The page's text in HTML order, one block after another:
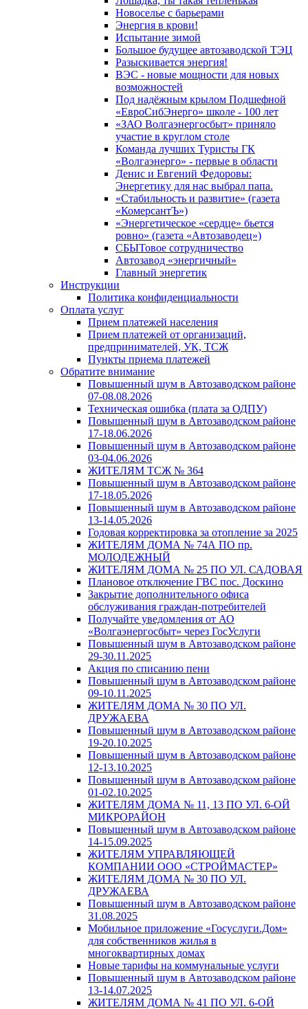
Новоселье с барьерами
Энергия в крови!
Испытание зимой
Большое будущее автозаводской ТЭЦ
Разыскивается энергия!
ВЭС - новые мощности для новых
возможностей
Под надёжным крылом Подшефной
«ЕвроСибЭнерго» школе - 100 лет
«ЗАО Волгаэнергосбыт» приняло
участие в круглом столе
Команда лучших Туристы ГК
«Волгаэнерго» - первые в области
Денис и Евгений Федоровы:
Энергетику для нас выбрал папа.
«Стабильность и развитие» (газета
«КомерсантЪ»)
«Энергетическое «сердце» бьется
ровно» (газета «Автозаводец»)
СБЫТовое сотрудничество
Автозавод «энергичный»
Главный энергетик
Инструкции
Политика конфиденциальности
Оплата услуг
Прием платежей населения
Прием платежей от организаций,
предпринимателей, УК, ТСЖ
Пункты приема платежей
Обратите внимание
Повышенный шум в Автозаводском районе
07-08.08.2026
Техническая ошибка (плата за ОДПУ)
Повышенный шум в Автозаводском районе
17-18.06.2026
Повышенный шум в Автозаводском районе
03-04.06.2026
ЖИТЕЛЯМ ТСЖ № 364
Повышенный шум в Автозаводском районе
17-18.05.2026
Повышенный шум в Автозаводском районе
13-14.05.2026
Годовая корректировка за отопление за 2025
ЖИТЕЛЯМ ДОМА № 74А ПО пр.
МОЛОДЕЖНЫЙ
ЖИТЕЛЯМ ДОМА № 25 ПО УЛ. САДОВАЯ
Плановое отключение ГВС пос. Доскино
Закрытие дополнительного офиса
обслуживания граждан-потребителей
Получайте уведомления от АО
«Волгаэнергосбыт» через ГосУслуги
Повышенный шум в Автозаводском районе
29-30.11.2025
Акция по списанию пени
Повышенный шум в Автозаводском районе
09-10.11.2025
ЖИТЕЛЯМ ДОМА № 30 ПО УЛ.
ДРУЖАЕВА
Повышенный шум в Автозаводском районе
19-20.10.2025
Повышенный шум в Автозаводском районе
12-13.10.2025
Повышенный шум в Автозаводском районе
01-02.10.2025
ЖИТЕЛЯМ ДОМА № 11, 13 ПО УЛ. 6-ОЙ
МИКРОРАЙОН
Повышенный шум в Автозаводском районе
14-15.09.2025
ЖИТЕЛЯМ УПРАВЛЯЮЩЕЙ
КОМПАНИИ ООО «СТРОЙМАСТЕР»
ЖИТЕЛЯМ ДОМА № 30 ПО УЛ.
ДРУЖАЕВА
Повышенный шум в Автозаводском районе
31.08.2025
Мобильное приложение «Госуслуги.Дом»
для собственников жилья в
многоквартирных домах
Новые тарифы на коммунальные услуги
Повышенный шум в Автозаводском районе
13-14.07.2025
ЖИТЕЛЯМ ДОМА № 41 ПО УЛ. 6-ОЙ